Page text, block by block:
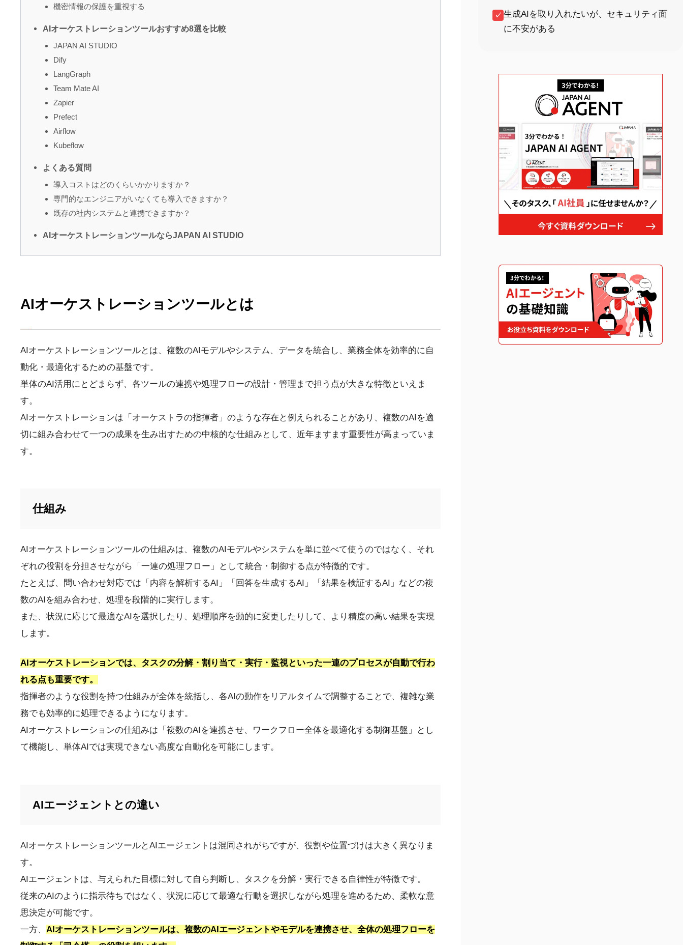
機密情報の保護を重視する
AIオーケストレーションツールおすすめ8選を比較
JAPAN AI STUDIO
Dify
LangGraph
Team Mate AI
Zapier
Prefect
Airflow
Kubeflow
よくある質問
導入コストはどのくらいかかりますか？
専門的なエンジニアがいなくても導入できますか？
既存の社内システムと連携できますか？
AIオーケストレーションツールならJAPAN AI STUDIO
AIオーケストレーションツールとは
AIオーケストレーションツールとは、複数のAIモデルやシステム、データを統合し、業務全体を効率的に自
動化・最適化するための基盤です。
単体のAI活用にとどまらず、各ツールの連携や処理フローの設計・管理まで担う点が大きな特徴といえま
す。
AIオーケストレーションは「オーケストラの指揮者」のような存在と例えられることがあり、複数のAIを適
切に組み合わせて一つの成果を生み出すための中核的な仕組みとして、近年ますます重要性が高まっていま
す。
仕組み
AIオーケストレーションツールの仕組みは、複数のAIモデルやシステムを単に並べて使うのではなく、それ
ぞれの役割を分担させながら「一連の処理フロー」として統合・制御する点が特徴的です。
たとえば、問い合わせ対応では「内容を解析するAI」「回答を生成するAI」「結果を検証するAI」などの複
数のAIを組み合わせ、処理を段階的に実行します。
また、状況に応じて最適なAIを選択したり、処理順序を動的に変更したりして、より精度の高い結果を実現
します。
AIオーケストレーションでは、タスクの分解・割り当て・実行・監視といった一連のプロセスが自動で行わ
れる点も重要です。
指揮者のような役割を持つ仕組みが全体を統括し、各AIの動作をリアルタイムで調整することで、複雑な業
務でも効率的に処理できるようになります。
AIオーケストレーションの仕組みは「複数のAIを連携させ、ワークフロー全体を最適化する制御基盤」とし
て機能し、単体AIでは実現できない高度な自動化を可能にします。
AIエージェントとの違い
AIオーケストレーションツールとAIエージェントは混同されがちですが、役割や位置づけは大きく異なりま
す。
AIエージェントは、与えられた目標に対して自ら判断し、タスクを分解・実行できる自律性が特徴です。
従来のAIのように指示待ちではなく、状況に応じて最適な行動を選択しながら処理を進めるため、柔軟な意
思決定が可能です。
一方、 AIオーケストレーションツールは、複数のAIエージェントやモデルを連携させ、全体の処理フローを
✓ 生成AIを取り入れたいが、セキュリティ面
に不安がある